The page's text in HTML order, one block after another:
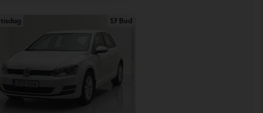
tisdag 17 Bud